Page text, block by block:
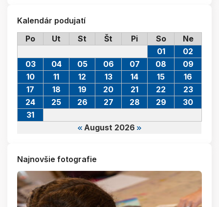
Kalendár podujatí
Po
Ut St Št Pi So Ne
August 2026
01
02
03
04 05 06 07 08
09
10
11 12 13 14 15
16
17
18 19 20 21 22
23
24
25 26 27 28 29
30
31
Najnovšie fotografie